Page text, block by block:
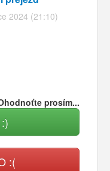
2024 (21:10)
prosím...
:(